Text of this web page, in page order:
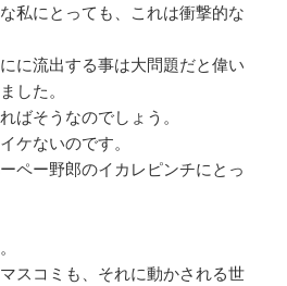
私にとっても、これは衝撃的な
に流出する事は大問題だと偉い
した。
ばそうなのでしょう。
ケないのです。
ペー野郎のイカレピンチにとっ
スコミも、それに動かされる世